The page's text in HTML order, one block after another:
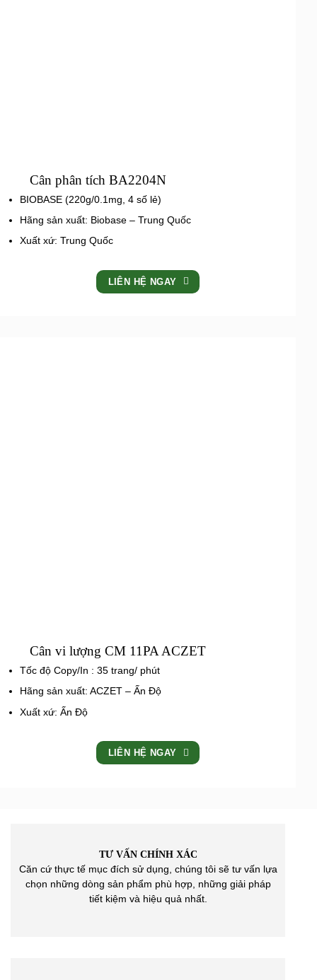
Cân phân tích BA2204N
BIOBASE (220g/0.1mg, 4 số lẻ)
Hãng sản xuất: Biobase – Trung Quốc
Xuất xứ: Trung Quốc
LIÊN HỆ NGAY
Cân vi lượng CM 11PA ACZET
Tốc độ Copy/In : 35 trang/ phút
Hãng sản xuất: ACZET – Ấn Độ
Xuất xứ: Ấn Độ
LIÊN HỆ NGAY
TƯ VẤN CHÍNH XÁC
Căn cứ thực tế mục đích sử dụng, chúng tôi sẽ tư vấn lựa
chọn những dòng sản phẩm phù hợp, những giải pháp
tiết kiệm và hiệu quả nhất.